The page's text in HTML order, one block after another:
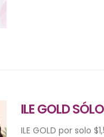
ILE GOLD
ILE GOLD por solo